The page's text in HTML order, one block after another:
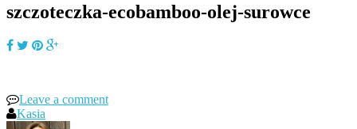
szczoteczka-ecobamboo-olej-surowce
Leave a comment
Kasia